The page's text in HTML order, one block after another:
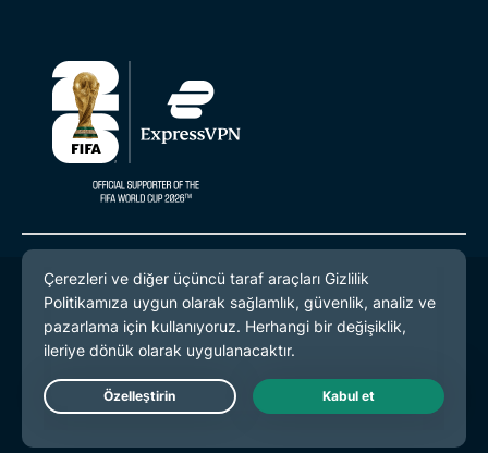
© 2026 ExpressVPN. Tüm hakları saklıdır.
Gizlilik Politikası
Hizmet Koşulları
Çerez Tercihleri
Live Chat